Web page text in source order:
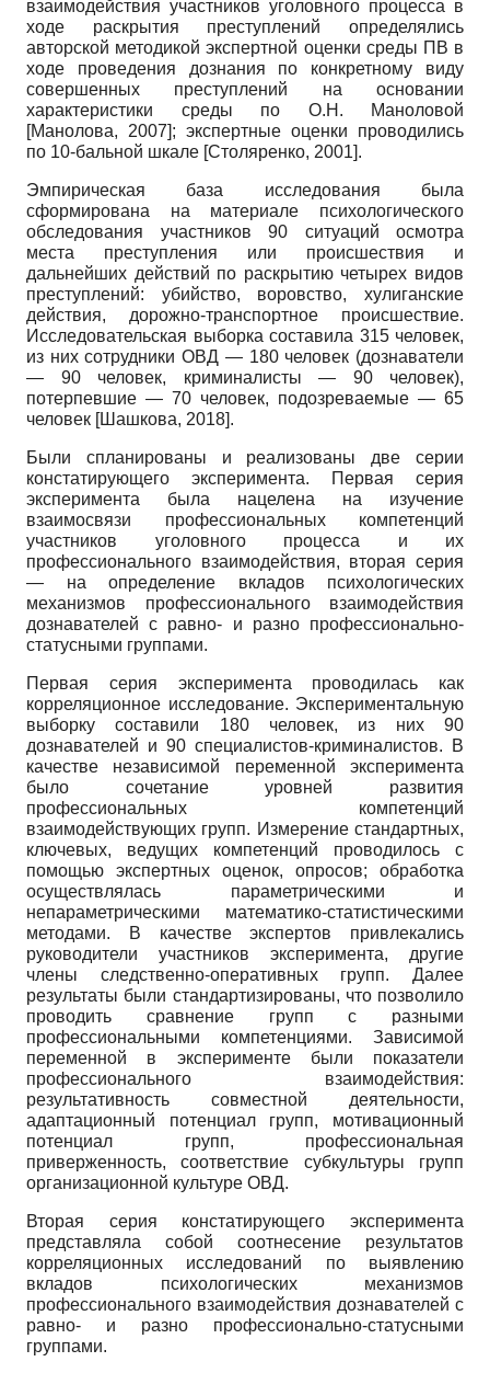
взаимодействия участников уголовного процесса в
ходе раскрытия преступлений определялись
авторской методикой экспертной оценки среды ПВ в
ходе проведения дознания по конкретному виду
совершенных преступлений на основании
характеристики среды по О.Н. Маноловой
[Манолова, 2007]; экспертные оценки проводились
по 10-бальной шкале [Столяренко, 2001].
Эмпирическая база исследования была
сформирована на материале психологического
обследования участников 90 ситуаций осмотра
места преступления или происшествия и
дальнейших действий по раскрытию четырех видов
преступлений: убийство, воровство, хулиганские
действия, дорожно-транспортное происшествие.
Исследовательская выборка составила 315 человек,
из них сотрудники ОВД — 180 человек (дознаватели
— 90 человек, криминалисты — 90 человек),
потерпевшие — 70 человек, подозреваемые — 65
человек [Шашкова, 2018].
Были спланированы и реализованы две серии
констатирующего эксперимента. Первая серия
эксперимента была нацелена на изучение
взаимосвязи профессиональных компетенций
участников уголовного процесса и их
профессионального взаимодействия, вторая серия
— на определение вкладов психологических
механизмов профессионального взаимодействия
дознавателей с равно- и разно профессионально-
статусными группами.
Первая серия эксперимента проводилась как
корреляционное исследование. Экспериментальную
выборку составили 180 человек, из них 90
дознавателей и 90 специалистов-криминалистов. В
качестве независимой переменной эксперимента
было сочетание уровней развития
профессиональных компетенций
взаимодействующих групп. Измерение стандартных,
ключевых, ведущих компетенций проводилось с
помощью экспертных оценок, опросов; обработка
осуществлялась параметрическими и
непараметрическими математико-статистическими
методами. В качестве экспертов привлекались
руководители участников эксперимента, другие
члены следственно-оперативных групп. Далее
результаты были стандартизированы, что позволило
проводить сравнение групп с разными
профессиональными компетенциями. Зависимой
переменной в эксперименте были показатели
профессионального взаимодействия:
результативность совместной деятельности,
адаптационный потенциал групп, мотивационный
потенциал групп, профессиональная
приверженность, соответствие субкультуры групп
организационной культуре ОВД.
Вторая серия констатирующего эксперимента
представляла собой соотнесение результатов
корреляционных исследований по выявлению
вкладов психологических механизмов
профессионального взаимодействия дознавателей с
равно- и разно профессионально-статусными
группами.